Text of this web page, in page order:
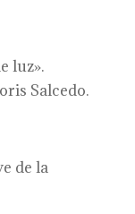
luz».
Salcedo.
de la